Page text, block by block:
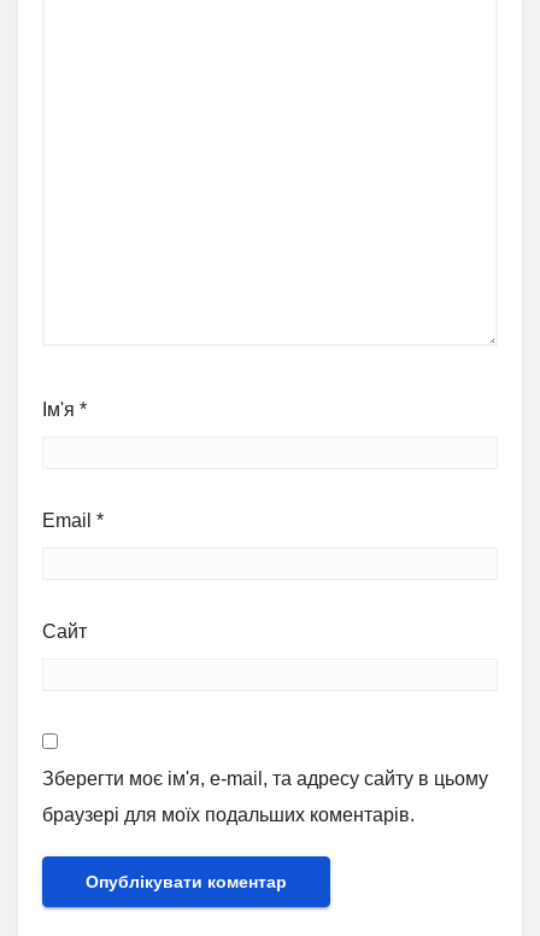
Ім'я *
Email *
Сайт
Зберегти моє ім'я, e-mail, та адресу сайту в цьому
браузері для моїх подальших коментарів.